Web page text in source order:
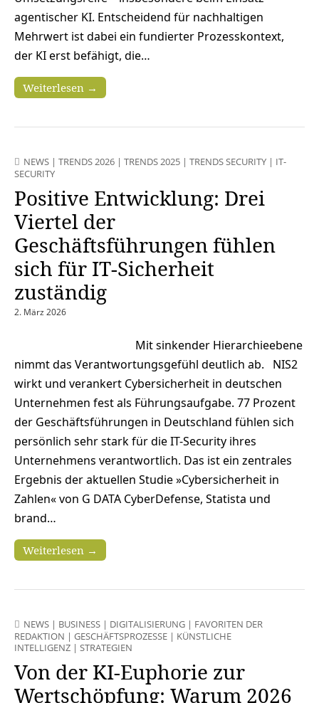
agentischer KI. Entscheidend für nachhaltigen
Mehrwert ist dabei ein fundierter Prozesskontext,
der KI erst befähigt, die…
Weiterlesen →
NEWS | TRENDS 2026 | TRENDS 2025 | TRENDS SECURITY | IT-
SECURITY
Positive Entwicklung: Drei
Viertel der
Geschäftsführungen fühlen
sich für IT-Sicherheit
zuständig
2. März 2026
Mit sinkender Hierarchieebene
nimmt das Verantwortungsgefühl deutlich ab. NIS2
wirkt und verankert Cybersicherheit in deutschen
Unternehmen fest als Führungsaufgabe. 77 Prozent
der Geschäftsführungen in Deutschland fühlen sich
persönlich sehr stark für die IT-Security ihres
Unternehmens verantwortlich. Das ist ein zentrales
Ergebnis der aktuellen Studie »Cybersicherheit in
Zahlen« von G DATA CyberDefense, Statista und
brand…
Weiterlesen →
NEWS | BUSINESS | DIGITALISIERUNG | FAVORITEN DER
REDAKTION | GESCHÄFTSPROZESSE | KÜNSTLICHE
INTELLIGENZ | STRATEGIEN
Von der KI-Euphorie zur
Wertschöpfung: Warum 2026